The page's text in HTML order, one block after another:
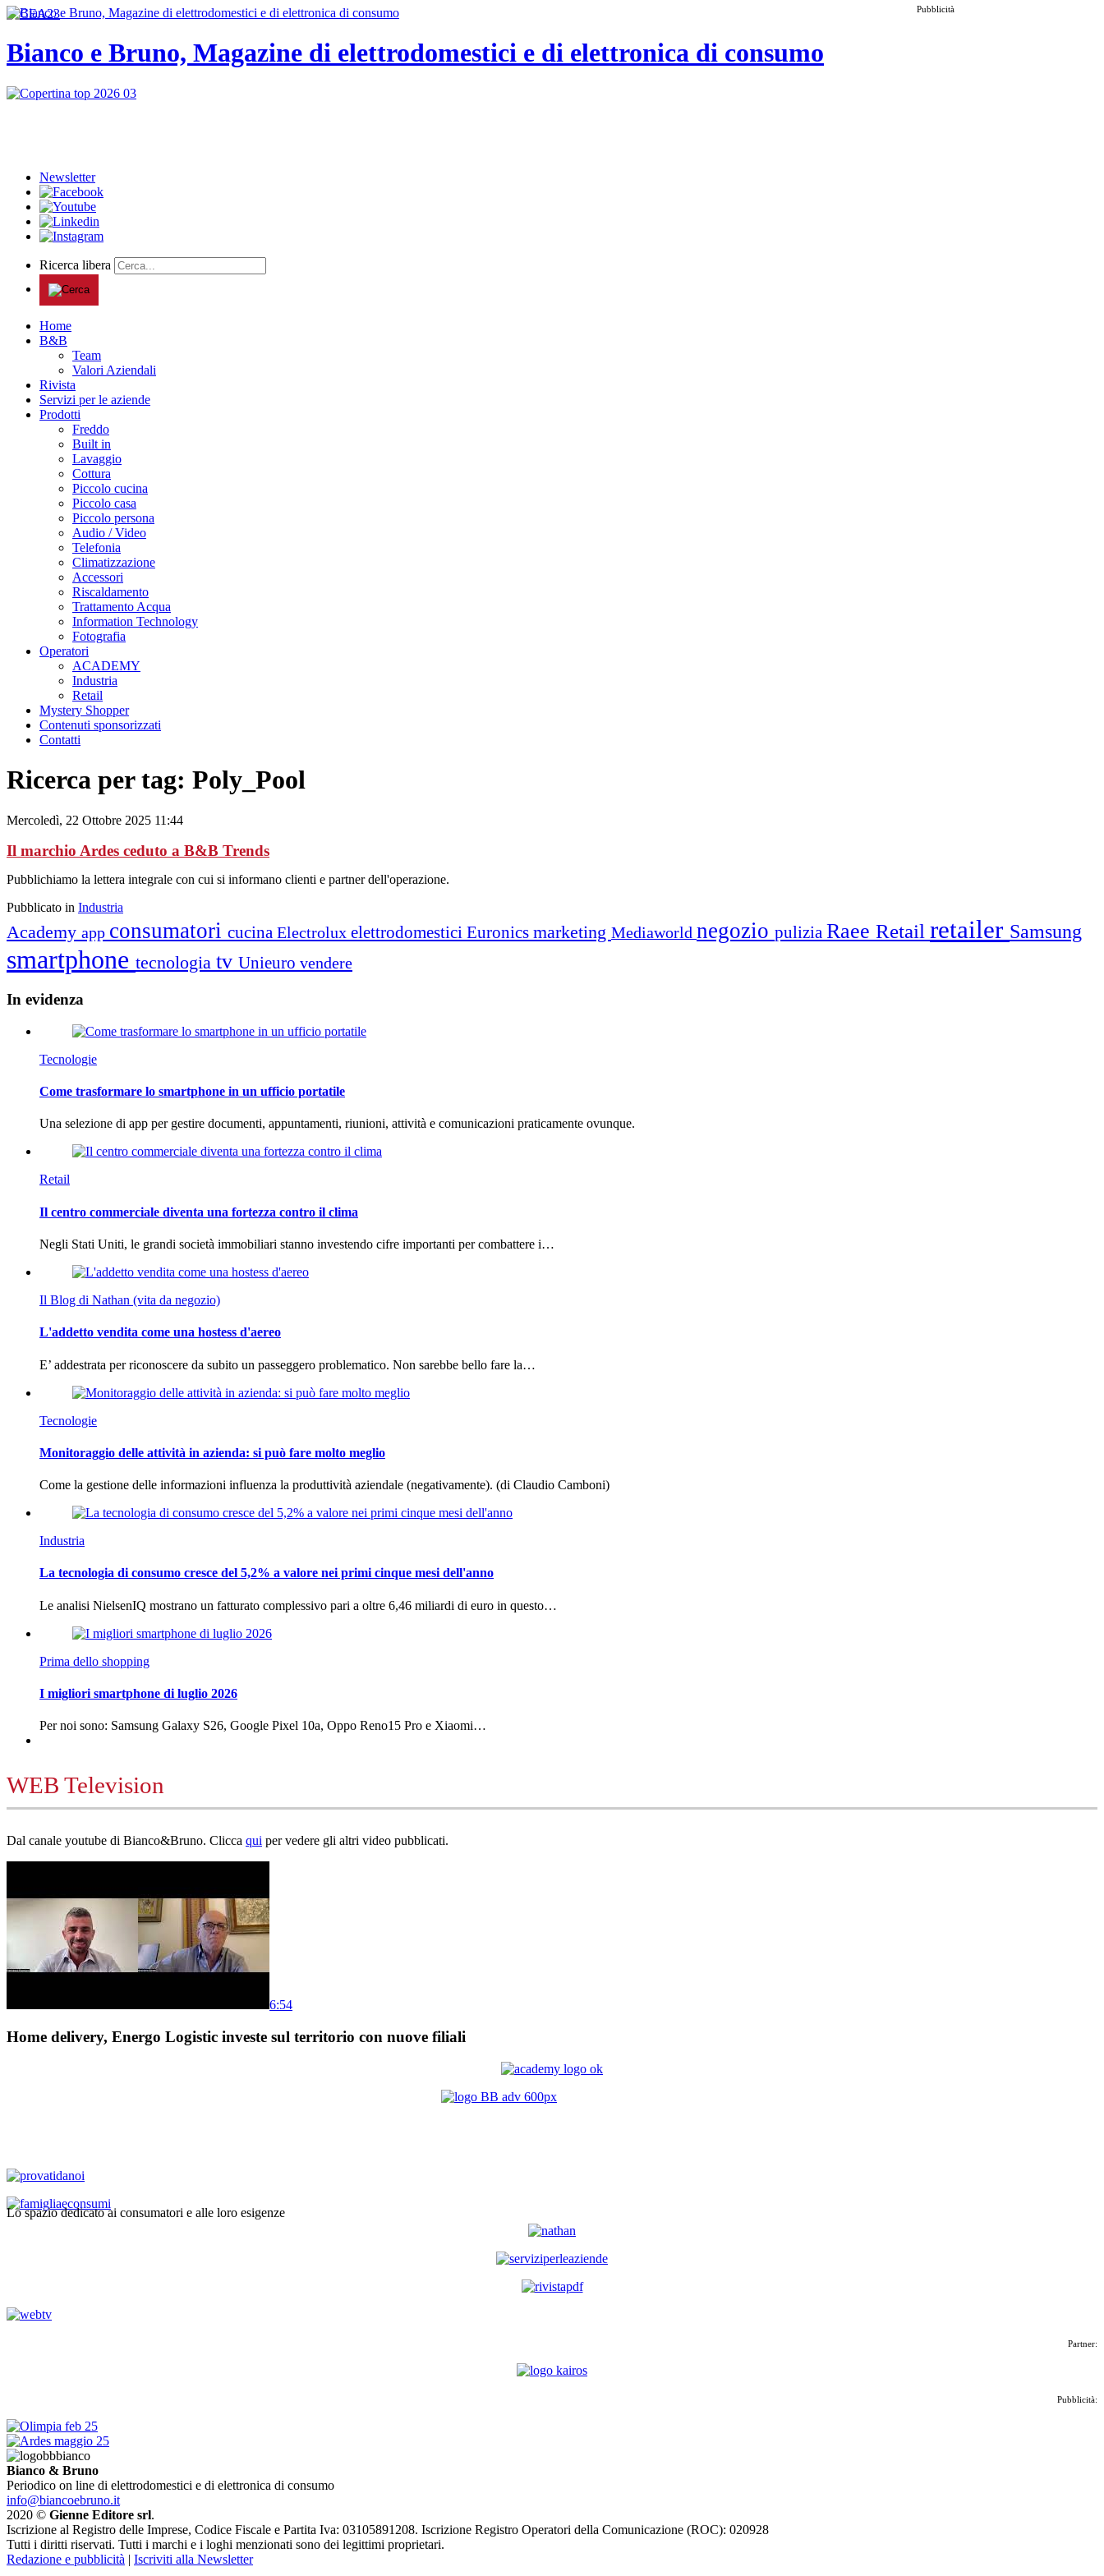
Pubblicità
Bianco e Bruno, Magazine di elettrodomestici e di elettronica di consumo
Newsletter
Ricerca libera
Home
B&B
Team
Valori Aziendali
Rivista
Servizi per le aziende
Prodotti
Freddo
Built in
Lavaggio
Cottura
Piccolo cucina
Piccolo casa
Piccolo persona
Audio / Video
Telefonia
Climatizzazione
Accessori
Riscaldamento
Trattamento Acqua
Information Technology
Fotografia
Operatori
ACADEMY
Industria
Retail
Mystery Shopper
Contenuti sponsorizzati
Contatti
Ricerca per tag: Poly_Pool
Mercoledì, 22 Ottobre 2025 11:44
Il marchio Ardes ceduto a B&B Trends
Pubblichiamo la lettera integrale con cui si informano clienti e partner dell'operazione.
Pubblicato in Industria
Academy app consumatori cucina Electrolux elettrodomestici Euronics marketing Mediaworld negozio pulizia Raee Retail retailer Samsung
smartphone tecnologia tv Unieuro vendere
In evidenza
Tecnologie
Come trasformare lo smartphone in un ufficio portatile
Una selezione di app per gestire documenti, appuntamenti, riunioni, attività e comunicazioni praticamente ovunque.
Retail
Il centro commerciale diventa una fortezza contro il clima
Negli Stati Uniti, le grandi società immobiliari stanno investendo cifre importanti per combattere i…
Il Blog di Nathan (vita da negozio)
L'addetto vendita come una hostess d'aereo
E’ addestrata per riconoscere da subito un passeggero problematico. Non sarebbe bello fare la…
Tecnologie
Monitoraggio delle attività in azienda: si può fare molto meglio
Come la gestione delle informazioni influenza la produttività aziendale (negativamente). (di Claudio Camboni)
Industria
La tecnologia di consumo cresce del 5,2% a valore nei primi cinque mesi dell'anno
Le analisi NielsenIQ mostrano un fatturato complessivo pari a oltre 6,46 miliardi di euro in questo…
Prima dello shopping
I migliori smartphone di luglio 2026
Per noi sono: Samsung Galaxy S26, Google Pixel 10a, Oppo Reno15 Pro e Xiaomi…
WEB Television
Dal canale youtube di Bianco&Bruno. Clicca qui per vedere gli altri video pubblicati.
6:54
Home delivery, Energo Logistic investe sul territorio con nuove filiali
Lo spazio dedicato ai consumatori e alle loro esigenze
Partner:
Pubblicità:
Bianco & Bruno
Periodico on line di elettrodomestici e di elettronica di consumo
info@biancoebruno.it
2020 © Gienne Editore srl.
Iscrizione al Registro delle Imprese, Codice Fiscale e Partita Iva: 03105891208. Iscrizione Registro Operatori della Comunicazione (ROC): 020928
Tutti i diritti riservati. Tutti i marchi e i loghi menzionati sono dei legittimi proprietari.
Redazione e pubblicità | Iscriviti alla Newsletter